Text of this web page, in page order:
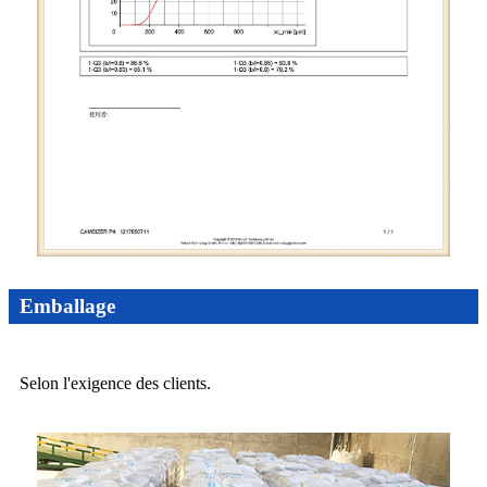
Emballage
Selon l'exigence des clients.